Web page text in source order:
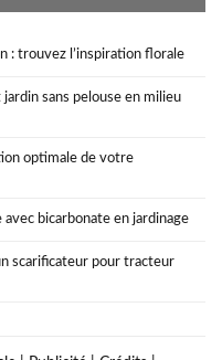
: trouvez l’inspiration florale
sans pelouse en milieu
optimale de votre
avec bicarbonate en jardinage
scarificateur pour tracteur